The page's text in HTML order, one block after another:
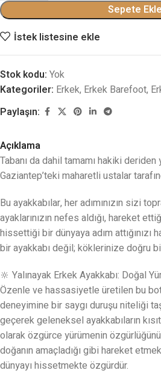
Sepete Ekle
İstek listesine ekle
Stok kodu: Yok
Kategoriler: Erkek, Erkek Barefoot,
Paylaşın:
Açıklama
Tabanı da dahil tamamı hakiki deriden
Gaziantep’teki maharetli ustalar
Bu ayakkabılar, her adımınızın sizi
ayaklarınızın nefes aldığı, hareket
hissettiği bir dünyaya adım attığınızı
bir ayakkabı değil; köklerinize doğru
🔆 Yalınayak Erkek Ayakkabı: Doğal
Özenle ve hassasiyetle üretilen bu
deneyimine bir saygı duruşu niteliği
geçerek geleneksel ayakkabıların
olarak özgürce yürümenin
doğanın amaçladığı gibi hareket
dünyayı hissetmekte özgürdür.